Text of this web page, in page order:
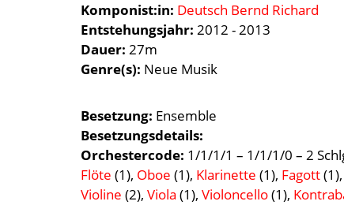
Komponist:in Deutsch Bernd Richard
Entstehungsjahr 2012 - 2013
Dauer 27m
Genre(s) Neue Musik
Besetzung Ensemble
Besetzungsdetails
Orchestercode: 1/1/1/1 – 1/1/1/0 – 2
Flöte (1), Oboe (1), Klarinette (1), Fagott(1),
Violine (2), Viola (1), Violoncello(1),